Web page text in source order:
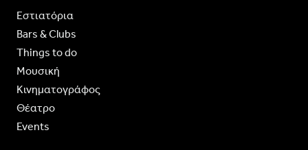
Εστιατόρια
Bars & Clubs
Things to do
Moυσική
Κινηματογράφος
Θέατρο
Events